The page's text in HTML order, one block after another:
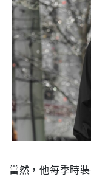
當然，他每季時